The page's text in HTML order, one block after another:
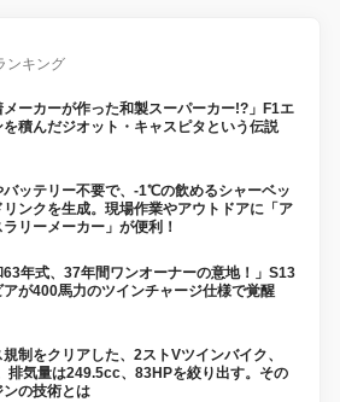
ンキング
メーカーが作った和製スーパーカー!?」F1エ
を積んだジオット・キャスピタという伝説
バッテリー不要で、-1℃の飲めるシャーベッ
リンクを生成。現場作業やアウトドアに「ア
ラリーメーカー」が便利！
63年式、37年間ワンオーナーの意地！」S13
アが400馬力のツインチャージ仕様で覚醒
制をクリアした、2ストVツインバイク、
排気量は249.5cc、83HPを絞り出す。その
ンの技術とは